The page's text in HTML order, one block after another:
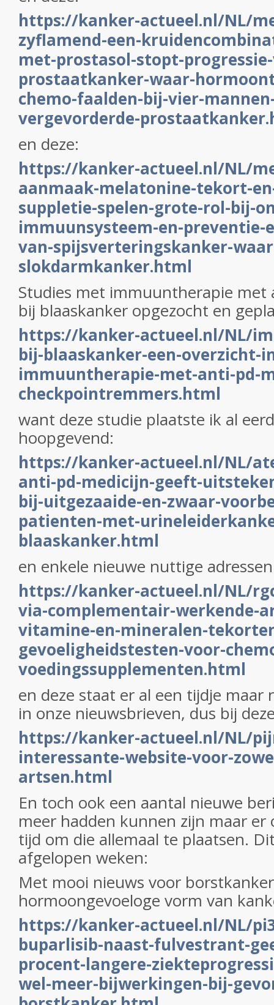
https://kanker-actueel.nl/NL/
zyflamend-een-
met-prostasol-stopt-
prostaatkanker-waar-
chemo-faalden-bij-vier-
vergevorderde-
en deze:
https://kanker-actueel.nl/NL/
aanmaak-melatonine-tekort-
suppletie-spelen-grote-rol-bij-
immuunsysteem-en-preventie-
van-spijsverteringskanker-
slokdarmkanker.html
Studies met immuuntherapie met
bij blaaskanker opgezocht en
https://kanker-actueel.nl/NL/
bij-blaaskanker-een-overzicht-
immuuntherapie-met-anti-pd-
checkpointremmers.html
want deze studie plaatste ik al
hoopgevend:
https://kanker-actueel.nl/NL/
anti-pd-medicijn-geeft-
bij-uitgezaaide-en-zwaar-
patienten-met-
blaaskanker.html
en enkele nieuwe nuttige
https://kanker-actueel.nl/NL/
via-complementair-werkende-
vitamine-en-mineralen-
gevoeligheidstesten-voor-
voedingssupplementen.html
en deze staat er al een tijdje maar
in onze nieuwsbrieven, dus bij
https://kanker-actueel.nl/NL/
interessante-website-voor-
artsen.html
En toch ook een aantal nieuwe
meer hadden kunnen zijn maar
tijd om die allemaal te plaatsen.
afgelopen weken:
Met mooi nieuws voor
hormoongevoeloge vorm van
https://kanker-actueel.nl/NL/
buparlisib-naast-fulvestrant-
procent-langere-
wel-meer-bijwerkingen-bij-